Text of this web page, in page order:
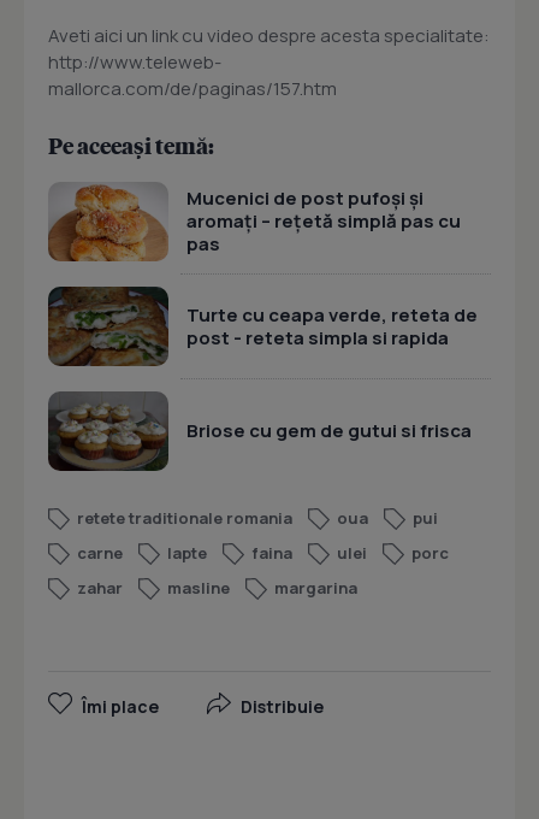
Aveti aici un link cu video despre acesta specialitate:
http://www.teleweb-
mallorca.com/de/paginas/157.htm
Pe aceeași temă:
Mucenici de post pufoși și
aromați – rețetă simplă pas cu
pas
Turte cu ceapa verde, reteta de
post - reteta simpla si rapida
Briose cu gem de gutui si frisca
retete traditionale romania oua
pui
carne
lapte faina ulei
porc
zahar
masline margarina
Îmi place Distribuie